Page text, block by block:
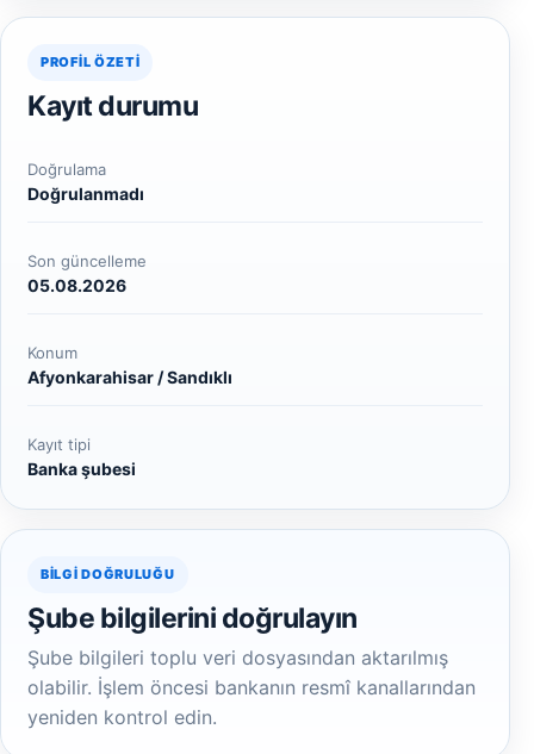
PROFIL ÖZETI
Kayıt durumu
Doğrulama
Doğrulanmadı
Son güncelleme
05.08.2026
Konum
Afyonkarahisar / Sandıklı
Kayıt tipi
Banka şubesi
BILGI DOĞRULUĞU
Şube bilgilerini doğrulayın
Şube bilgileri toplu veri dosyasından aktarılmış
olabilir. İşlem öncesi bankanın resmî kanallarından
yeniden kontrol edin.